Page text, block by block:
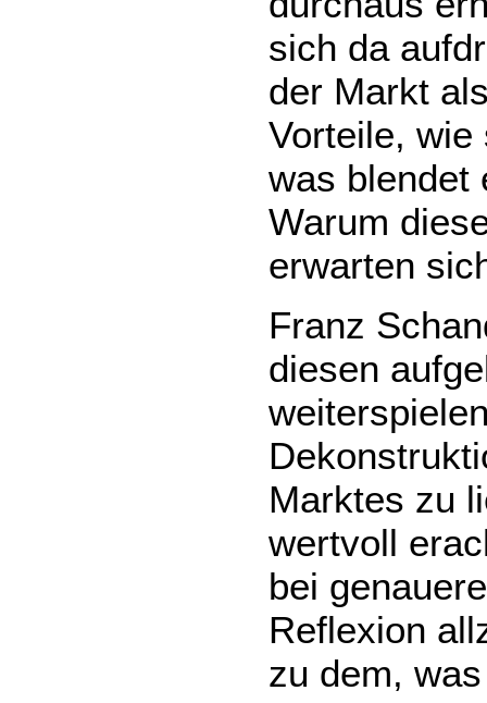
sich da
der Markt
Vorteile,
was blendet
Warum
erwarten
Franz
diesen
Marktes zu
wertvoll
bei
Reflexion
zu dem,